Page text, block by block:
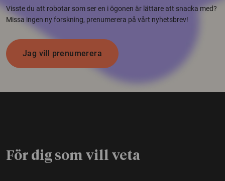
Visste du att robotar som ser en i ögonen är lättare att snacka med?
Missa ingen ny forskning, prenumerera på vårt nyhetsbrev!
Jag vill prenumerera
För dig som vill veta